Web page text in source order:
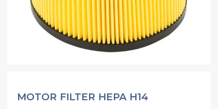
MOTOR FILTER HEPA H14